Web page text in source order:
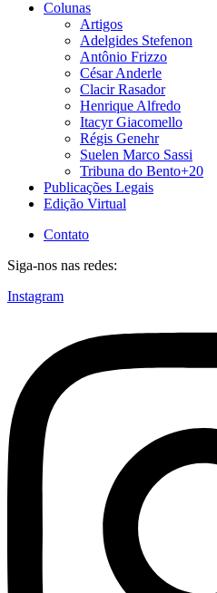
Colunas
Artigos
Adelgides Stefenon
Antônio Frizzo
César Anderle
Clacir Rasador
Henrique Alfredo
Itacyr Giacomello
Régis Genehr
Suelen Marco Sassi
Tribuna do Bento+20
Publicações Legais
Edição Virtual
Contato
Siga-nos nas redes:
Instagram